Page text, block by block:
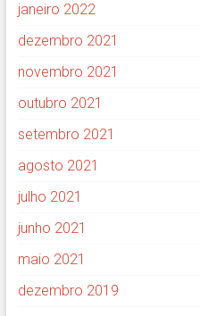
janeiro 2022
dezembro 2021
novembro 2021
outubro 2021
setembro 2021
agosto 2021
julho 2021
junho 2021
maio 2021
dezembro 2019